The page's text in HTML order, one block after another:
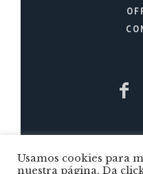
los Derechos
Usamos cookies para
nuestra página. Da